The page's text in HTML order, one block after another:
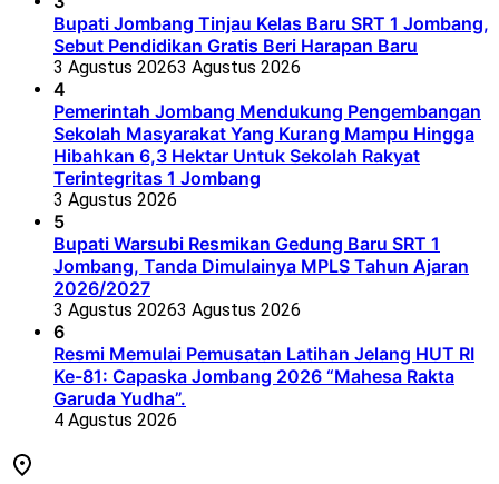
Bupati Jombang Tinjau Kelas Baru SRT 1 Jombang,
Sebut Pendidikan Gratis Beri Harapan Baru
3 Agustus 20263 Agustus 2026
4
Pemerintah Jombang Mendukung Pengembangan
Sekolah Masyarakat Yang Kurang Mampu Hingga
Hibahkan 6,3 Hektar Untuk Sekolah Rakyat
Terintegritas 1 Jombang
3 Agustus 2026
5
Bupati Warsubi Resmikan Gedung Baru SRT 1
Jombang, Tanda Dimulainya MPLS Tahun Ajaran
2026/2027
3 Agustus 20263 Agustus 2026
6
Resmi Memulai Pemusatan Latihan Jelang HUT RI
Ke-81: Capaska Jombang 2026 “Mahesa Rakta
Garuda Yudha”.
4 Agustus 2026